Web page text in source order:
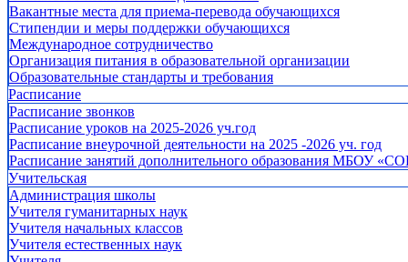
Вакантные места для приема-перевода обучающихся
Стипендии и меры поддержки обучающихся
Международное сотрудничество
Организация питания в образовательной организации
Образовательные стандарты и требования
Расписание
Расписание звонков
Расписание уроков на 2025-2026 уч.год
Расписание внеурочной деятельности на 2025 -2026 уч. год
Расписание занятий дополнительного образования МБОУ
Учительская
Администрация школы
Учителя гуманитарных наук
Учителя начальных классов
Учителя естественных наук